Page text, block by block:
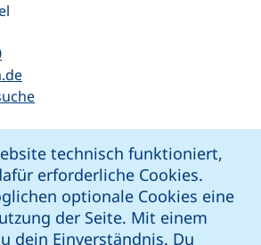
technisch funktioniert,
erforderliche Cookies.
optionale Cookies eine
der Seite. Mit einem
dein Einverständnis. Du
Link, öffnet neues Fenster)
(startet einen Telefonanruf, wenn Ihr
(öffnet Ihr E-Mail-Programm)
(externer Link, öffnet neues
Seite (externer Link, öffnet
Instagram-Seite (externer Link,
unsere YouTube-Seite (externer